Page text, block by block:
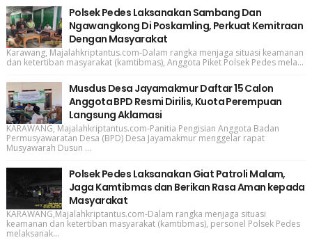
Polsek Pedes Laksanakan Sambang Dan
Ngawangkong Di Poskamling, Perkuat Kemitraan
Dengan Masyarakat
Karawang, Majalahkriptantus.com-Dalam rangka menjaga situasi keamanan
dan ketertiban masyarakat (kamtibmas), Anggota Piket Polsek Pedes mela...
Musdus Desa Jayamakmur Daftar 15 Calon
Anggota BPD Resmi Dirilis, Kuota Perempuan
Langsung Aklamasi
KARAWANG, Majalahkriptantus.com-Panitia Pengisian Anggota Badan
Permusyawaratan Desa (BPD) Desa Jayamakmur menggelar rapat
Musyawarah Dusun ...
Polsek Pedes Laksanakan Giat Patroli Malam,
Jaga Kamtibmas dan Berikan Rasa Aman kepada
Masyarakat
KARAWANG,Majalahkriptantus.com-Dalam rangka menjaga situasi
keamanan dan ketertiban masyarakat (kamtibmas), personel Polsek Pedes
melaksanak...